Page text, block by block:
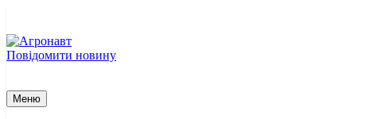
вмісту
Повідомити новину
Меню